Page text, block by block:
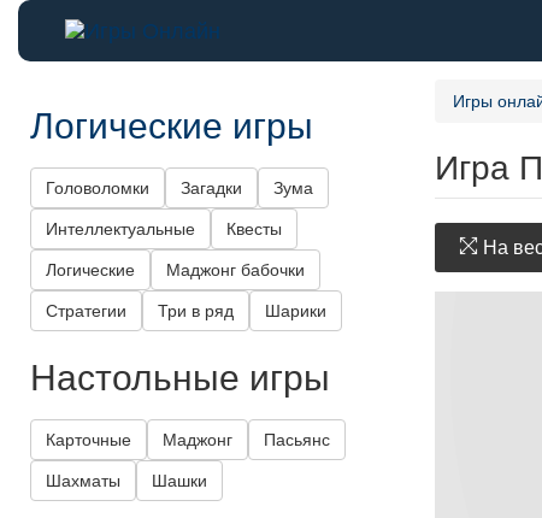
Игры
Игра
На
Логические игры
Головоломки Загадки Зума
Интеллектуальные Квесты
Логические Маджонг бабочки
Стратегии Три в ряд Шарики
Настольные игры
Карточные Маджонг Пасьянс
Шахматы Шашки